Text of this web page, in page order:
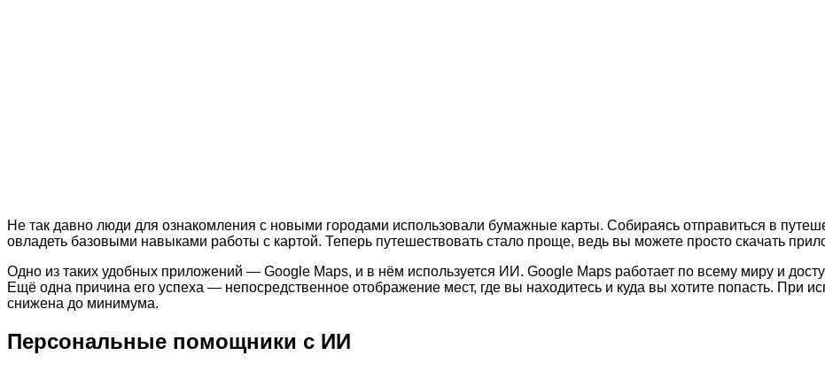
Не так давно люди для ознакомления с новыми городами использовали бумажные карты. Собираясь отправиться в
овладеть базовыми навыками работы с картой. Теперь путешествовать стало проще, ведь вы можете просто скачать
Одно из таких удобных приложений — Google Maps, и в нём используется ИИ. Google Maps работает по всему миру и
Ещё одна причина его успеха — непосредственное отображение мест, где вы находитесь и куда вы хотите попасть. При
снижена до минимума.
Персональные помощники с ИИ